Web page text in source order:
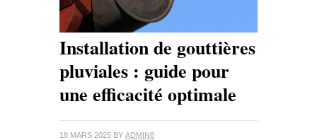
Installation de gouttières
pluviales : guide pour
une efficacité optimale
18 MARS 2025 BY ADMIN6